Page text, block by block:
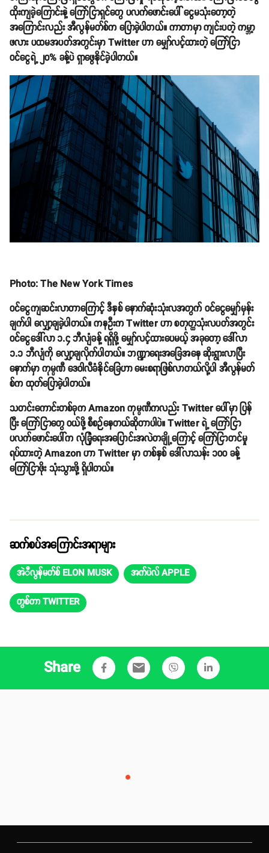
ထိုးကျခဲ့ကြောင်းနဲ့ ကြော်ငြာရှင်တွေ ပလက်ဖောင်းပေါ် ငွေမသုံးတော့တဲ့
အကြောင်းလည်း အီလွန်မတ်စ်က ပြောခဲ့ပါတယ်။ ကာတာမှာ ကျင်းပတဲ့ ကမ္ဘာ့
ဖလား ပထမအပတ်အတွင်းမှာ Twitter ဟာ မျှော်လင့်ထားတဲ့ ကြော်ငြာ
ဝင်ငွေရဲ့ ၂၀% ခန့်ပဲ ရှာဖွေနိုင်ခဲ့ပါတယ်။
Photo: The New York Times
ဝင်ငွေကျဆင်းလာတာကြောင့် ဒီနှစ် နောက်ဆုံးသုံးလအတွက် ဝင်ငွေမျှော်မှန်း
ချက်ပါ လျှော့ချခဲ့ပါတယ်။ ကနဦးက Twitter ဟာ စတုတ္ထသုံးလပတ်အတွင်း
ဝင်ငွေဒေါ်လာ ၁.၄ ဘီလျံခန့် ရရှိဖို့ မျှော်လင့်ထားပေမယ့် အခုတော့ ဒေါ်လာ
၁.၁ ဘီလျံကို လျှော့ချလိုက်ပါတယ်။ ဘဏ္ဍာရေးအခြေအနေ ဆိုးရွားလာပြီး
နောက်မှာ ကုမ္ပဏီ ဒေဝါလီခံနိုင်ခြေဟာ မေးစရာဖြစ်လာတယ်လို့ပါ အီလွန်မတ်
စ်က ထုတ်ပြောခဲ့ပါတယ်။
သတင်းကောင်းတစ်ခုက Amazon ကုမ္ပဏီကလည်း Twitter ပေါ်မှာ ပြန်
ပြီး ကြော်ငြာတွေ ဝယ်ဖို့ စီစဉ်နေတယ်ဆိုတာပါပဲ။ Twitter ရဲ့ ကြော်ငြာ
ပလက်ဖောင်းပေါ်က လုံခြုံရေးအပြောင်းအလဲတချို့ကြောင့် ကြော်ငြာတင်မှု
ရပ်ထားတဲ့ Amazon ဟာ Twitter မှာ တစ်နှစ် ဒေါ်လာသန်း ၁၀၀ ခန့်
ကြော်ငြာဖိုး သုံးသွားဖို့ ရှိပါတယ်။
ဆက်စပ်အကြောင်းအရာများ
အဲီလွန်မတ်စ် ELON MUSK အက်ပဲလ် APPLE
တွစ်တာ TWITTER
Share email